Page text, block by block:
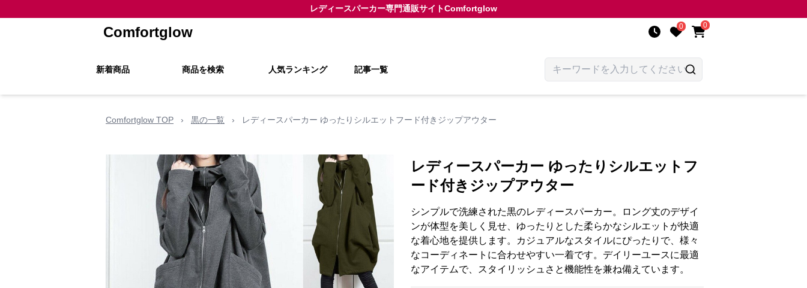
レディースパーカー専門通販サイトComfortglow
Comfortglow 0 0
新着商品 商品を検索 人気ランキング 記事一覧
Comfortglow TOP › 黒の一覧 › レディースパーカー ゆったりシルエットフード付きジップアウター
レディースパーカー ゆったりシルエットフ
ード付きジップアウター
シンプルで洗練された黒のレディースパーカー。ロング丈のデザイ
ンが体型を美しく見せ、ゆったりとした柔らかなシルエットが快適
な着心地を提供します。カジュアルなスタイルにぴったりで、様々
なコーディネートに合わせやすい一着です。デイリーユースに最適
なアイテムで、スタイリッシュさと機能性を兼ね備えています。